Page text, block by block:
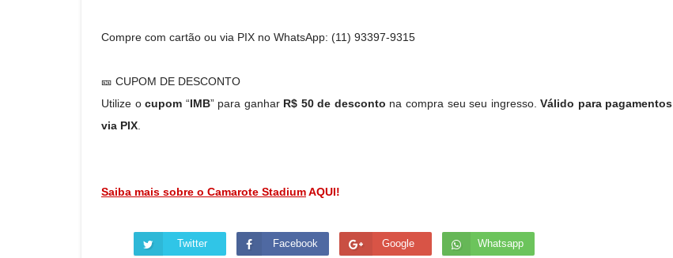
Compre com cartão ou via PIX no WhatsApp: (11) 93397-9315
🎫 CUPOM DE DESCONTO
Utilize ocupom “IMB” para ganhar R$ 50 de desconto na compra seu seu ingresso.Válido para pagamentos
via PIX
Saiba mais sobre o Camarote StadiumAQUI!
Twitter Facebook Google Whatsapp